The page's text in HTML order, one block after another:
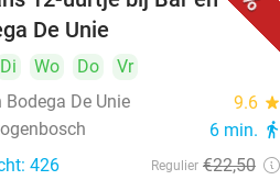
De Unie
Di Wo Do
Vr
Bodega De Unie
9.6 star
6 min. directions_walk
426 Regulier €22,50